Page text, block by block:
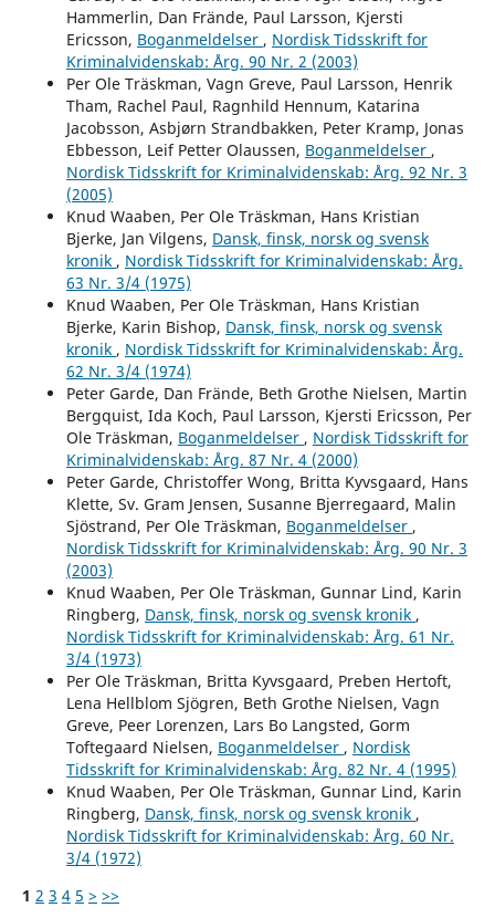
Hammerlin, Dan Frände, Paul Larsson, Kjersti
Ericsson, Boganmeldelser , Nordisk Tidsskrift for
Kriminalvidenskab: Årg. 90 Nr. 2 (2003)
Per Ole Träskman, Vagn Greve, Paul Larsson, Henrik
Tham, Rachel Paul, Ragnhild Hennum, Katarina
Jacobsson, Asbjørn Strandbakken, Peter Kramp, Jonas
Ebbesson, Leif Petter Olaussen, Boganmeldelser ,
Nordisk Tidsskrift for Kriminalvidenskab: Årg. 92 Nr. 3
(2005)
Knud Waaben, Per Ole Träskman, Hans Kristian
Bjerke, Jan Vilgens, Dansk, finsk, norsk og svensk
kronik , Nordisk Tidsskrift for Kriminalvidenskab: Årg.
63 Nr. 3/4 (1975)
Knud Waaben, Per Ole Träskman, Hans Kristian
Bjerke, Karin Bishop, Dansk, finsk, norsk og svensk
kronik , Nordisk Tidsskrift for Kriminalvidenskab: Årg.
62 Nr. 3/4 (1974)
Peter Garde, Dan Frände, Beth Grothe Nielsen, Martin
Bergquist, Ida Koch, Paul Larsson, Kjersti Ericsson, Per
Ole Träskman, Boganmeldelser , Nordisk Tidsskrift for
Kriminalvidenskab: Årg. 87 Nr. 4 (2000)
Peter Garde, Christoffer Wong, Britta Kyvsgaard, Hans
Klette, Sv. Gram Jensen, Susanne Bjerregaard, Malin
Sjöstrand, Per Ole Träskman, Boganmeldelser ,
Nordisk Tidsskrift for Kriminalvidenskab: Årg. 90 Nr. 3
(2003)
Knud Waaben, Per Ole Träskman, Gunnar Lind, Karin
Ringberg, Dansk, finsk, norsk og svensk kronik ,
Nordisk Tidsskrift for Kriminalvidenskab: Årg. 61 Nr.
3/4 (1973)
Per Ole Träskman, Britta Kyvsgaard, Preben Hertoft,
Lena Hellblom Sjögren, Beth Grothe Nielsen, Vagn
Greve, Peer Lorenzen, Lars Bo Langsted, Gorm
Toftegaard Nielsen, Boganmeldelser , Nordisk
Tidsskrift for Kriminalvidenskab: Årg. 82 Nr. 4 (1995)
Knud Waaben, Per Ole Träskman, Gunnar Lind, Karin
Ringberg, Dansk, finsk, norsk og svensk kronik ,
Nordisk Tidsskrift for Kriminalvidenskab: Årg. 60 Nr.
3/4 (1972)
1 2 3 4 5 > >>